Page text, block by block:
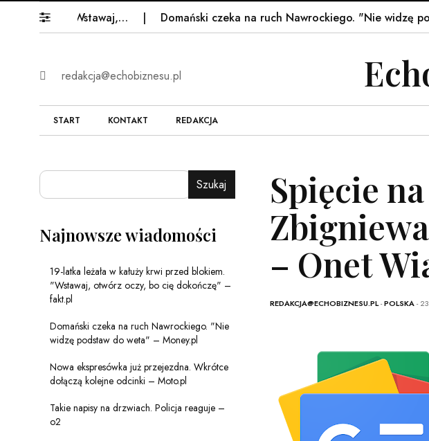
"Wstawaj,… Domański czeka na ruch Nawrockiego. "Nie widzę
redakcja@echobiznesu.pl
START KONTAKT REDAKCJA
Spięcie
– Onet
REDAKCJA@ECHOBIZNESU.PL-POLSKA -
Szukaj
Najnowsze wiadomości
19-latka leżała w kałuży krwi przed blokiem.
"Wstawaj, otwórz oczy, bo cię dokończę" –
fakt.pl
Domański czeka na ruch Nawrockiego. "Nie
widzę podstaw do weta" – Money.pl
Nowa ekspresówka już przejezdna. Wkrótce
dołączą kolejne odcinki – Moto.pl
Takie napisy na drzwiach. Policja reaguje –
o2